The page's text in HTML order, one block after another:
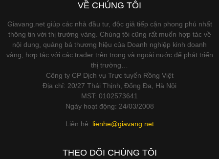
VỀ CHÚNG TÔI
Giavang.net giúp các nhà đầu tư, độc giả tiếp cận phong phú nhất
thông tin với thị trường vàng. Chúng tôi cũng rất muốn hợp tác về
nội dung, quảng bá thương hiệu của Doanh nghiệp kinh doanh
vàng, hợp tác với các trader trên trong và ngoài nước để phát triển
thị trường…
Công ty CP Dịch vụ Trực tuyến Rồng Việt
Địa chỉ: 20/27 Thái Thịnh, Đống Đa, Hà Nội
MST: 0102573641
Ngày hoạt động: 24/03/2008
Liên hệ: lienhe@giavang.net
THEO DÕI CHÚNG TÔI